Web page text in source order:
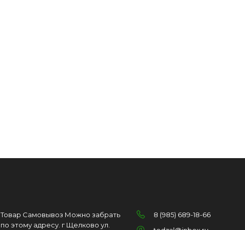
Товар Самовывоз Можно забрать
по этому адресу. г Щелково ул.
8 (985) 689-18-66